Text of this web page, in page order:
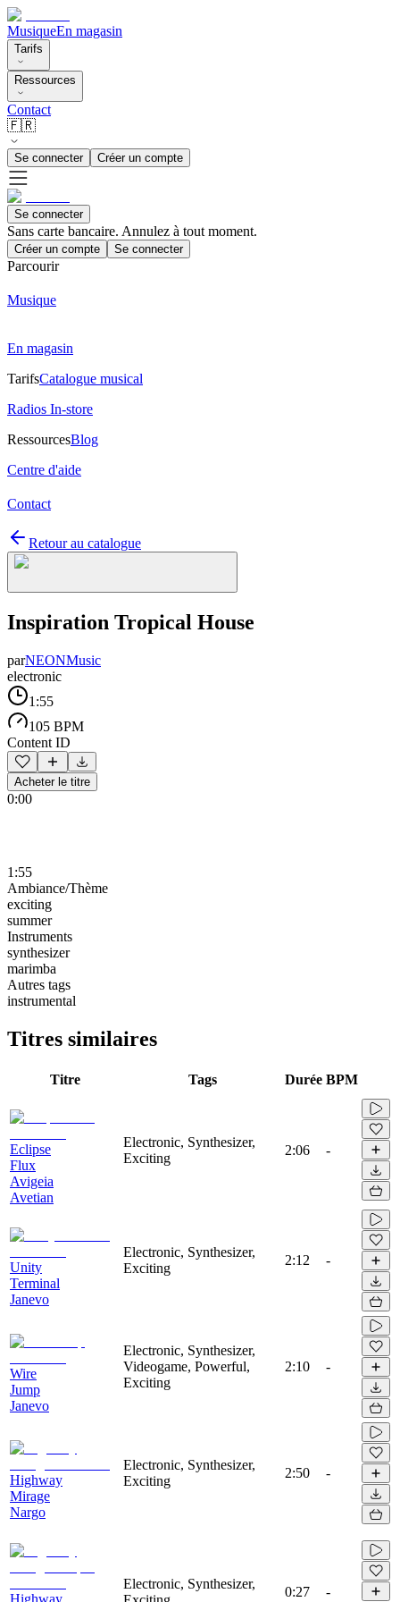
MusiqueEn magasin
Tarifs
Ressources
Contact
🇫🇷
Se connecter Créer un compte
Se connecter
Sans carte bancaire. Annulez à tout moment.
Créer un compte Se connecter
Parcourir
Musique
En magasin
TarifsCatalogue musical
Radios In-store
RessourcesBlog
Centre d'aide
Contact
Retour au catalogue
Inspiration Tropical House
parNEONMusic
electronic
1:55
105 BPM
Content ID
Acheter le titre
0:00
1:55
Ambiance/Thème
exciting
summer
Instruments
synthesizer
marimba
Autres tags
instrumental
Titres similaires
Titre Tags Durée BPM
Eclipse
Flux
Avigeia
Avetian
Electronic, Synthesizer,
Exciting
2:06 -
Unity
Terminal
Janevo
Electronic, Synthesizer,
Exciting
2:12 -
Wire
Jump
Janevo
Electronic, Synthesizer,
Videogame, Powerful,
Exciting
2:10 -
Highway
Mirage
Nargo
Electronic, Synthesizer,
Exciting
2:50 -
Highway
Electronic, Synthesizer,
0:27 -